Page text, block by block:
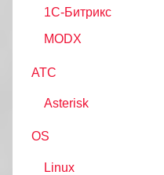
1С-Битрикс
MODX
АТС
Asterisk
OS
Linux